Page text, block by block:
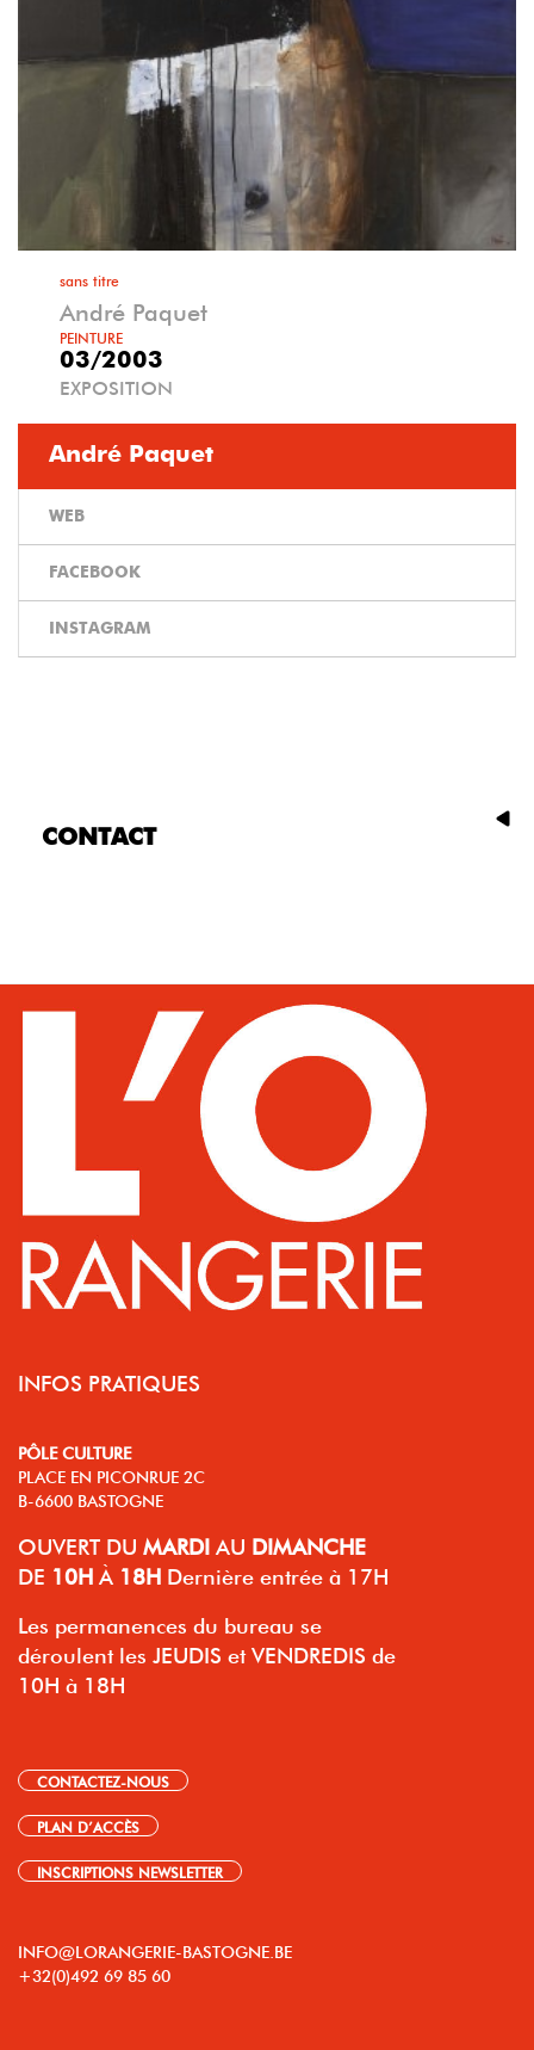
sans titre
André Paquet
PEINTURE
03/2003
EXPOSITION
André Paquet
WEB
FACEBOOK
INSTAGRAM
CONTACT
INFOS PRATIQUES
PÔLE CULTURE
PLACE EN PICONRUE 2C
B-6600 BASTOGNE
OUVERT DU MARDI AU DIMANCHE
DE 10H À 18H Dernière entrée à 17H
Les permanences du bureau se
déroulent les JEUDIS et VENDREDIS de
10H à 18H
CONTACTEZ-NOUS
PLAN D’ACCÈS
INSCRIPTIONS NEWSLETTER
INFO@LORANGERIE-BASTOGNE.BE
+32(0)492 69 85 60